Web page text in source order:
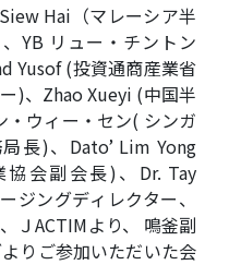
Hai（マレーシア半
YB リュー・チントン
Yusof (投資通商産業省
)、Zhao Xueyi (中国半
ウィー・セン( シンガ
長)、Dato’ Lim Yong
会副会長)、Dr. Tay
ジングディレクター、
ＪACTIMより、 鳴釜副
りご参加いただいた会